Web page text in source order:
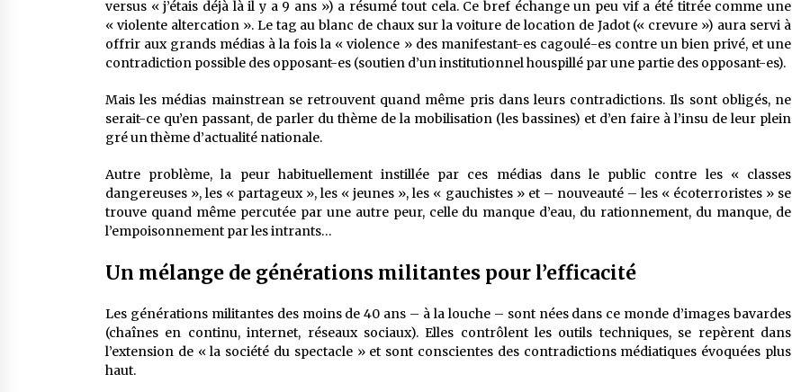
versus « j’étais déjà là il y a 9 ans ») a résumé tout cela. Ce bref échange un peu vif a été titrée comme une
« violente altercation ». Le tag au blanc de chaux sur la voiture de location de Jadot (« crevure ») aura servi à
offrir aux grands médias à la fois la « violence » des manifestant-es cagoulé-es contre un bien privé, et une
contradiction possible des opposant-es (soutien d’un institutionnel houspillé par une partie des opposant-es).
Mais les médias mainstrean se retrouvent quand même pris dans leurs contradictions. Ils sont obligés, ne
serait-ce qu’en passant, de parler du thème de la mobilisation (les bassines) et d’en faire à l’insu de leur plein
gré un thème d’actualité nationale.
Autre problème, la peur habituellement instillée par ces médias dans le public contre les « classes
dangereuses », les « partageux », les « jeunes », les « gauchistes » et – nouveauté – les « écoterroristes » se
trouve quand même percutée par une autre peur, celle du manque d’eau, du rationnement, du manque, de
l’empoisonnement par les intrants…
Un mélange de générations militantes pour l’efficacité
Les générations militantes des moins de 40 ans – à la louche – sont nées dans ce monde d’images bavardes
(chaînes en continu, internet, réseaux sociaux). Elles contrôlent les outils techniques, se repèrent dans
l’extension de « la société du spectacle » et sont conscientes des contradictions médiatiques évoquées plus
haut.